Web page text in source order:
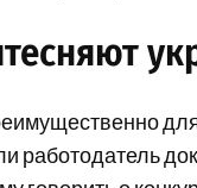
работодатель